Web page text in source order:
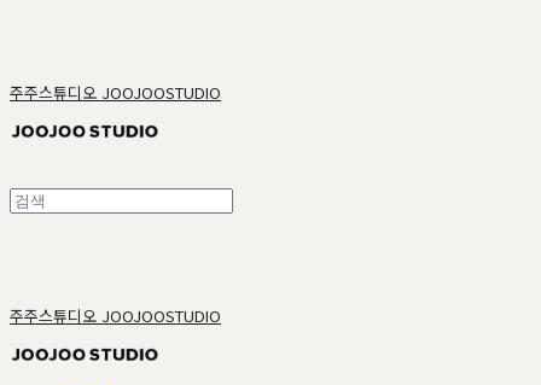
주주스튜디오 JOOJOOSTUDIO
주주스튜디오 JOOJOOSTUDIO